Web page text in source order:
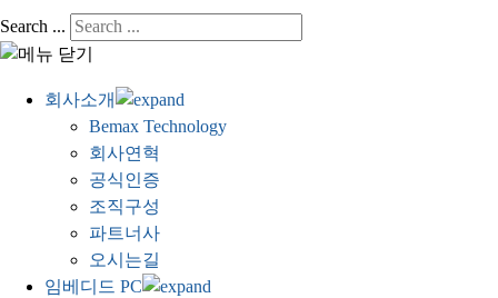
Search ...
회사소개
Bemax Technology
회사연혁
공식인증
조직구성
파트너사
오시는길
임베디드 PC